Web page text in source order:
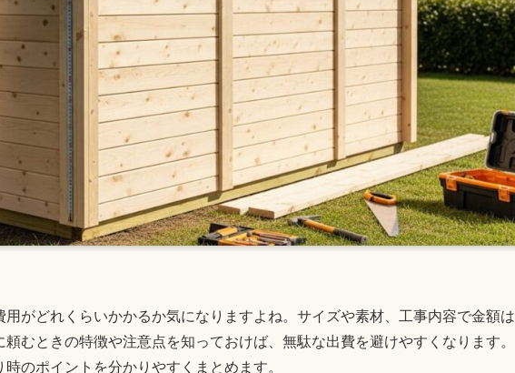
がどれくらいかかるか気になりますよね。サイズや素材、工事内容で金額は
むときの特徴や注意点を知っておけば、無駄な出費を避けやすくなります。
のポイントを分かりやすくまとめます。